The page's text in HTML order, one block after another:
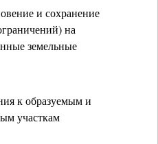
и сохранение
на
земельные
к образуемым и
участкам